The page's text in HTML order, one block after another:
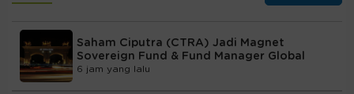
Saham Ciputra (CTRA) Jadi Magnet
Sovereign Fund & Fund Manager Global
6 jam yang lalu